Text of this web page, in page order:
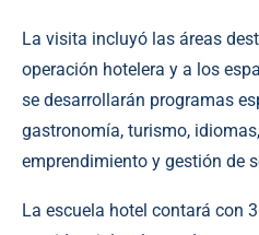
La visita incluyó las áreas
operación hotelera y a los
se desarrollarán programas
gastronomía, turismo,
emprendimiento y gestión de
La escuela hotel contará con